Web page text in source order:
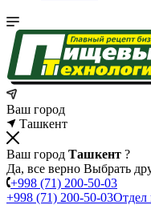
Ваш город
Ташкент
Ваш город Ташкент ?
Да, все верно Выбрать
+998 (71) 200-50-03
+998 (71) 200-50-03Отдел